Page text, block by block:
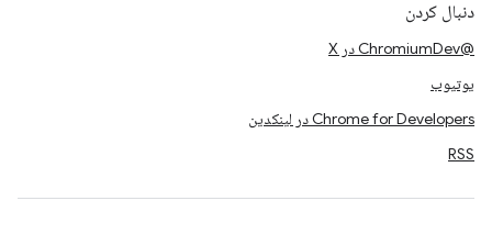
دنبال کردن
@ChromiumDev در X
یوتیوب
Chrome for Developers در لینکدین
RSS